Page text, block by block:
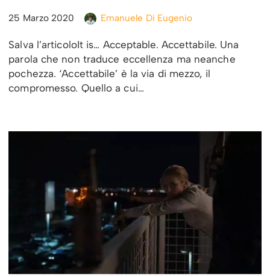
25 Marzo 2020 Emanuele Di Eugenio
Salva l’articoloIt is… Acceptable. Accettabile. Una
parola che non traduce eccellenza ma neanche
pochezza. ‘Accettabile’ è la via di mezzo, il
compromesso. Quello a cui…